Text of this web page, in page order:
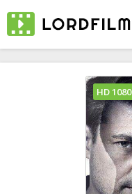
HD 1080